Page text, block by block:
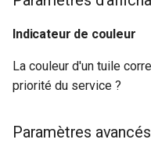
Indicateur de couleur
La couleur d'un tuile
priorité du service ?
Paramètres avancés